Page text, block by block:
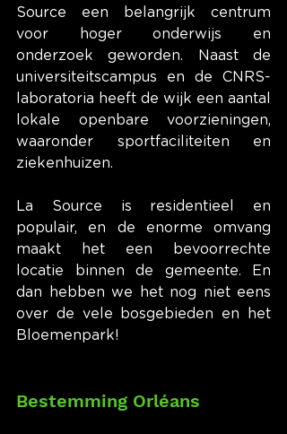
Source een belangrijk centrum
voor hoger onderwijs en
onderzoek geworden. Naast de
universiteitscampus en de CNRS-
laboratoria heeft de wijk een aantal
lokale openbare voorzieningen,
waaronder sportfaciliteiten en
ziekenhuizen.
La Source is residentieel en
populair, en de enorme omvang
maakt het een bevoorrechte
locatie binnen de gemeente. En
dan hebben we het nog niet eens
over de vele bosgebieden en het
Bloemenpark!
Bestemming Orléans